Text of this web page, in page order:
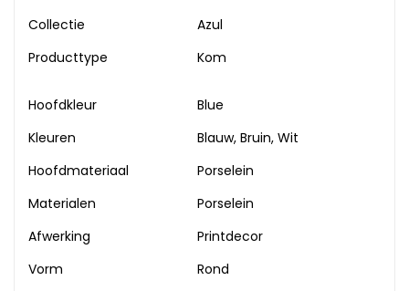
Collectie
Azul
Producttype
Kom
Hoofdkleur
Blue
Kleuren
Blauw, Bruin, Wit
Hoofdmateriaal
Porselein
Materialen
Porselein
Afwerking
Printdecor
Vorm
Rond